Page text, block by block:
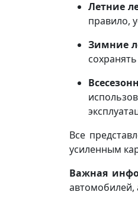
Летние
правило,
Зимние
Все
усиленным
Важная
автомобилей,